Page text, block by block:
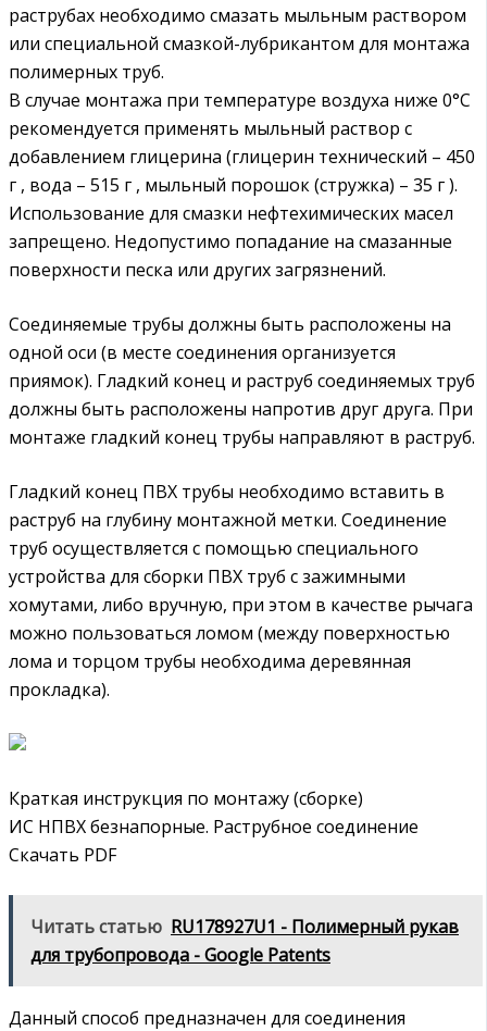
раструбах необходимо смазать мыльным раствором
или специальной смазкой-лубрикантом для монтажа
полимерных труб.
В случае монтажа при температуре воздуха ниже 0°С
рекомендуется применять мыльный раствор с
добавлением глицерина (глицерин технический – 450
г , вода – 515 г , мыльный порошок (стружка) – 35 г ).
Использование для смазки нефтехимических масел
запрещено. Недопустимо попадание на смазанные
поверхности песка или других загрязнений.
Соединяемые трубы должны быть расположены на
одной оси (в месте соединения организуется
приямок). Гладкий конец и раструб соединяемых труб
должны быть расположены напротив друг друга. При
монтаже гладкий конец трубы направляют в раструб.
Гладкий конец ПВХ трубы необходимо вставить в
раструб на глубину монтажной метки. Соединение
труб осуществляется с помощью специального
устройства для сборки ПВХ труб с зажимными
хомутами, либо вручную, при этом в качестве рычага
можно пользоваться ломом (между поверхностью
лома и торцом трубы необходима деревянная
прокладка).
Краткая инструкция по монтажу (сборке)
ИС НПВХ безнапорные. Раструбное соединение
Скачать PDF
Читать статью RU178927U1 - Полимерный рукав
для трубопровода - Google Patents
Данный способ предназначен для соединения